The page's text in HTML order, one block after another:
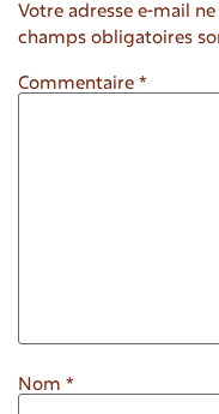
Votre adresse e-mail
champs obligatoires
Commentaire *
Nom *